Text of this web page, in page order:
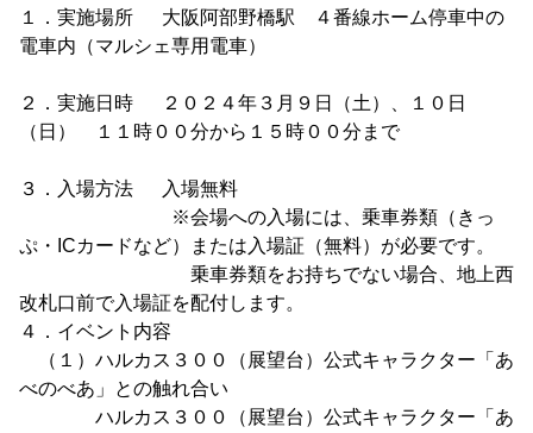
１．実施場所 大阪阿部野橋駅 ４番線ホーム停車中の
電車内（マルシェ専用電車）
２．実施日時 ２０２４年３月９日（土）、１０日
（日） １１時００分から１５時００分まで
３．入場方法 入場無料
※会場への入場には、乗車券類（きっ
ぷ・ICカードなど）または入場証（無料）が必要です。
乗車券類をお持ちでない場合、地上西
改札口前で入場証を配付します。
４．イベント内容
（１）ハルカス３００（展望台）公式キャラクター「あ
べのべあ」との触れ合い
ハルカス３００（展望台）公式キャラクター「あ